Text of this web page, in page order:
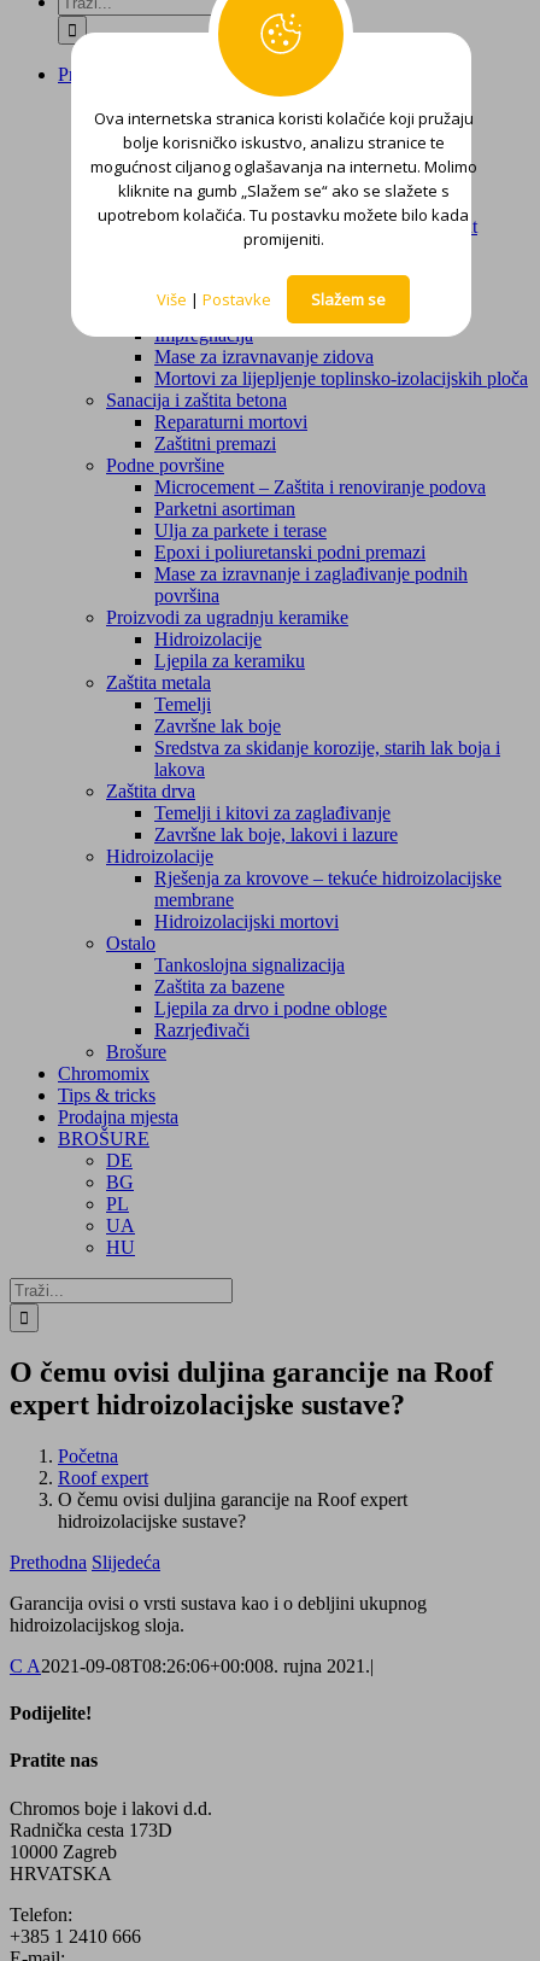
Proizvodi
Boje za unutarnje zidove
Impregnacija
Mase za izravnavanje zidova
Sanacija plijesni
Proizvodi za posebne namjene
Zaštita i renoviranje zidova – microcement
Žbuke
Sustav za sanaciju i renoviranje
Impregnacija
Mase za izravnavanje zidova
Mortovi za lijepljenje toplinsko-izolacijskih ploča
Sanacija i zaštita betona
Reparaturni mortovi
Zaštitni premazi
Podne površine
Microcement – Zaštita i renoviranje podova
Parketni asortiman
Ulja za parkete i terase
Epoxi i poliuretanski podni premazi
Mase za izravnanje i zaglađivanje podnih
površina
Proizvodi za ugradnju keramike
Hidroizolacije
Ljepila za keramiku
Zaštita metala
Temelji
Završne lak boje
Sredstva za skidanje korozije, starih lak boja i
lakova
Zaštita drva
Temelji i kitovi za zaglađivanje
Završne lak boje, lakovi i lazure
Hidroizolacije
Rješenja za krovove – tekuće hidroizolacijske
membrane
Hidroizolacijski mortovi
Ostalo
Tankoslojna signalizacija
Zaštita za bazene
Ljepila za drvo i podne obloge
Razrjeđivači
Brošure
Chromomix
Tips & tricks
Prodajna mjesta
BROŠURE
DE
BG
PL
UA
HU
Traži...
O čemu ovisi duljina garancije na Roof
expert hidroizolacijske sustave?
Početna
Roof expert
O čemu ovisi duljina garancije na Roof expert
hidroizolacijske sustave?
Prethodna Slijedeća
Garancija ovisi o vrsti sustava kao i o debljini ukupnog
hidroizolacijskog sloja.
C A2021-09-08T08:26:06+00:008. rujna 2021.|
Podijelite!
Facebook
X
WhatsApp
Pratite nas
Chromos boje i lakovi d.d.
Radnička cesta 173D
10000 Zagreb
HRVATSKA
Telefon:
+385 1 2410 666
Ova internetska stranica koristi kolačiće koji pružaju
bolje korisničko iskustvo, analizu stranice te
mogućnost ciljanog oglašavanja na internetu. Molimo
kliknite na gumb „Slažem se“ ako se slažete s
upotrebom kolačića. Tu postavku možete bilo kada
promijeniti.
Više | Postavke Slažem se